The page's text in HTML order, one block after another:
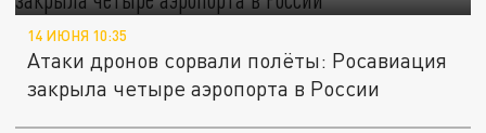
14 ИЮНЯ 10:35
Атаки дронов сорвали полёты: Росавиация
закрыла четыре аэропорта в России